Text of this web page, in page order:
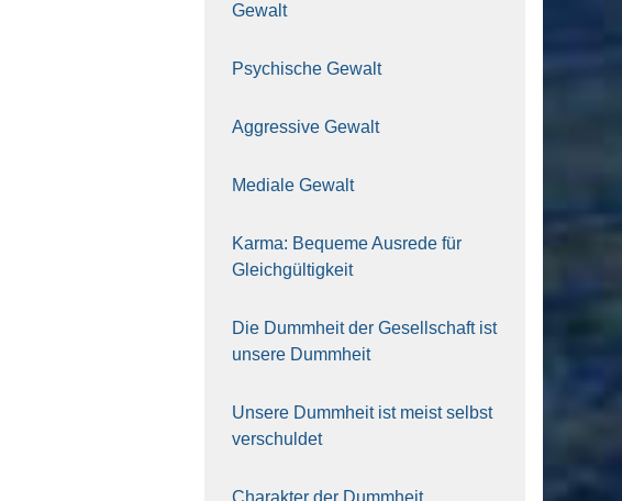
Gewalt
Psy­chi­sche Gewalt
Aggres­si­ve Gewalt
Media­le Gewalt
Kar­ma: Beque­me Aus­re­de für
Gleich­gül­tig­keit
Die Dumm­heit der Gesell­schaft ist
unse­re Dumm­heit
Unse­re Dumm­heit ist meist selbst
ver­schul­det
Cha­rak­ter der Dumm­heit